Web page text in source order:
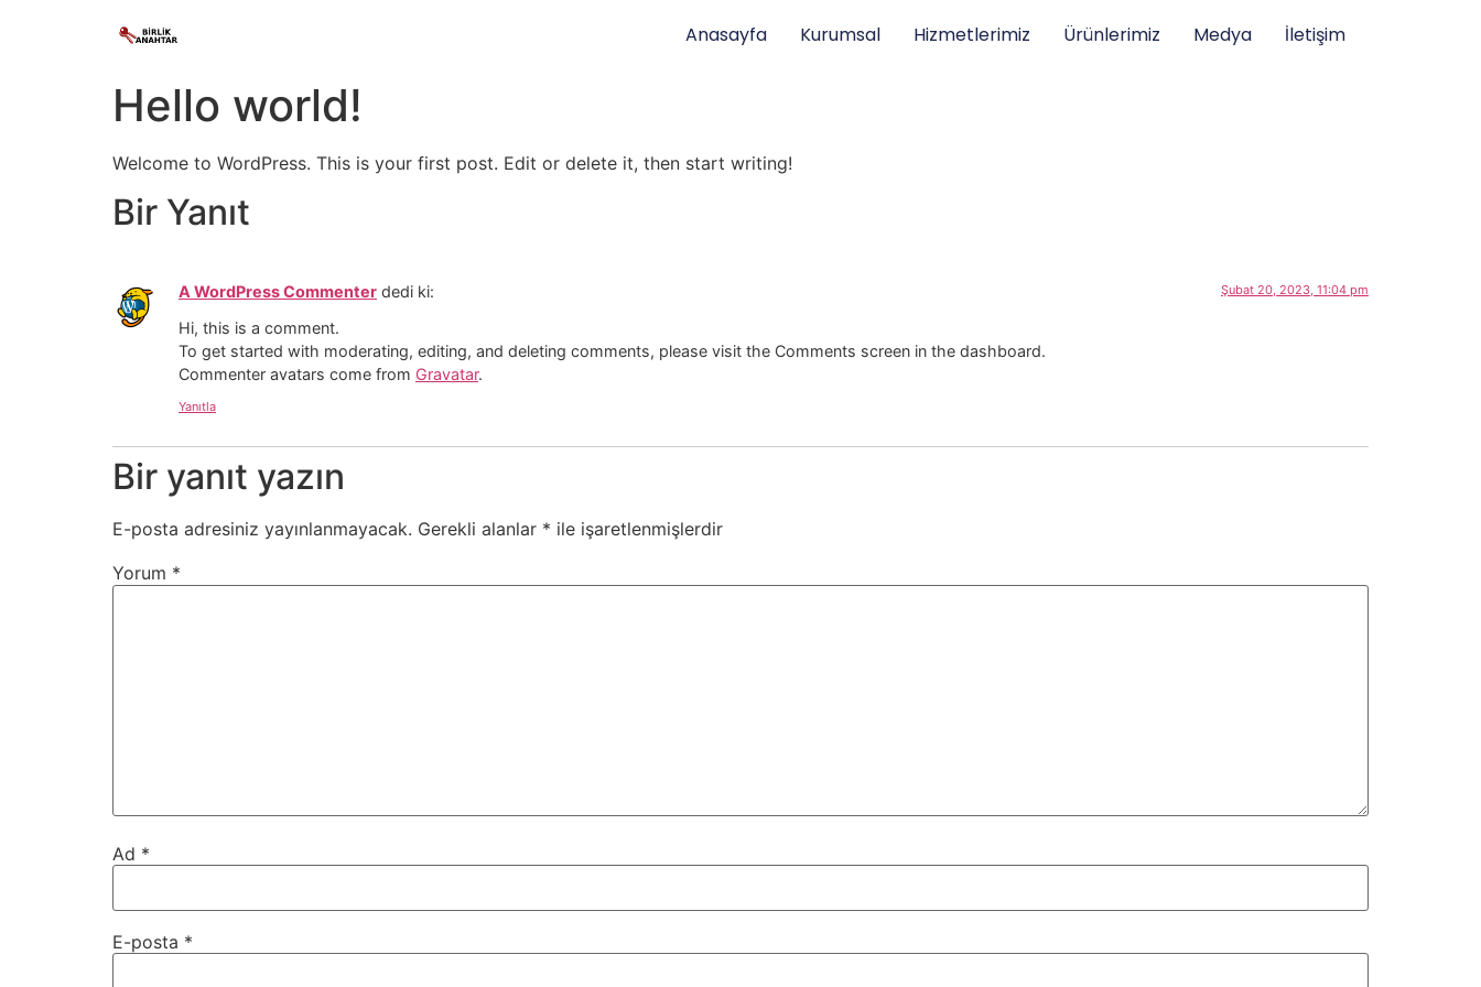
Anasayfa Kurumsal Hizmetlerimiz Ürünlerimiz Medya İletişim
Hello world!
Welcome to WordPress. This is your first post. Edit or delete it, then start writing!
Bir Yanıt
A WordPress Commenter dedi ki: Şubat 20, 2023, 11:04 pm
Hi, this is a comment.
To get started with moderating, editing, and deleting comments, please visit the Comments screen in the dashboard.
Commenter avatars come from Gravatar.
Yanıtla
Bir yanıt yazın
E-posta adresiniz yayınlanmayacak. Gerekli alanlar * ile işaretlenmişlerdir
Yorum *
Ad *
E-posta *